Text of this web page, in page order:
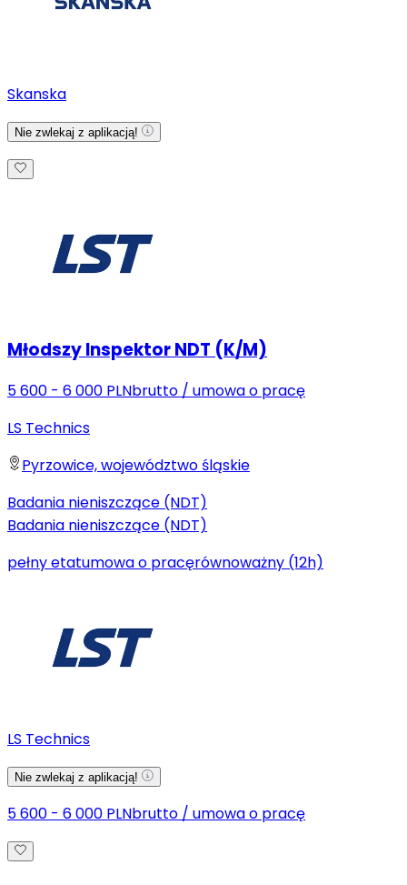
Skanska
Nie zwlekaj z aplikacją!
Młodszy Inspektor NDT (K/M)
5 600 - 6 000 PLNbrutto / umowa o pracę
LS Technics
Pyrzowice, województwo śląskie
Badania nieniszczące (NDT)
Badania nieniszczące (NDT)
pełny etatumowa o pracęrównoważny (12h)
LS Technics
Nie zwlekaj z aplikacją!
5 600 - 6 000 PLNbrutto / umowa o pracę